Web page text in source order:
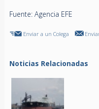
Fuente: Agencia EFE
Enviar a un Colega
Noticias Relacionadas